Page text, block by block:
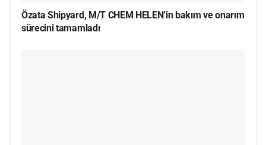
Özata Shipyard, M/T CHEM HELEN’in bakım ve onarım
sürecini tamamladı